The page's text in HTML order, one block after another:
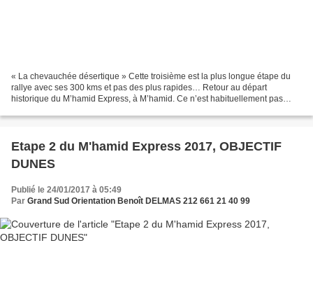
« La chevauchée désertique » Cette troisième est la plus longue étape du
rallye avec ses 300 kms et pas des plus rapides… Retour au départ
historique du M’hamid Express, à M’hamid. Ce n’est habituellement pas
Etape 2 du M'hamid Express 2017, OBJECTIF
DUNES
Publié le 24/01/2017 à 05:49
Par Grand Sud Orientation Benoît DELMAS 212 661 21 40 99